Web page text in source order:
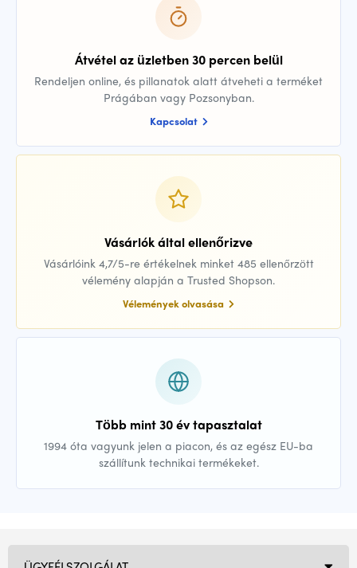
Átvétel az üzletben 30 percen belül
Rendeljen online, és pillanatok alatt átveheti a terméket
Prágában vagy Pozsonyban.
Kapcsolat
Vásárlók által ellenőrizve
Vásárlóink 4,7/5-re értékelnek minket 485 ellenőrzött
vélemény alapján a Trusted Shopson.
Vélemények olvasása
Több mint 30 év tapasztalat
1994 óta vagyunk jelen a piacon, és az egész EU-ba
szállítunk technikai termékeket.